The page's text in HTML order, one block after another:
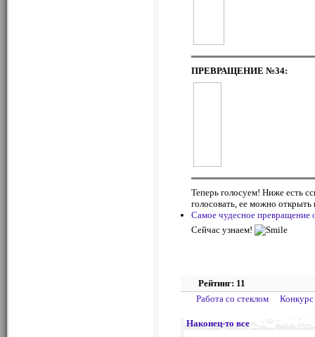
ПРЕВРАЩЕНИЕ №34:
Теперь голосуем! Ниже есть
голосовать, ее можно открыть
Самое чудесное превращение
Сейчас узнаем!
Рейтинг: 11
Работа со стеклом
Конкурс
Наконец-то все